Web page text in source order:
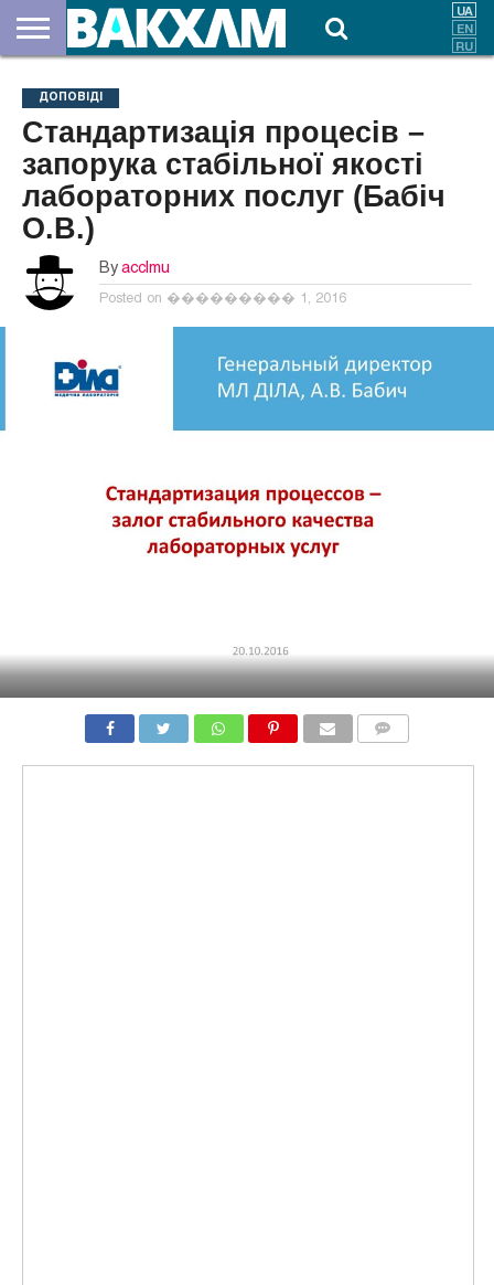
НАС
ВНЕСКИ
ДОКУМЕНТИ
НОВИНИ
КОНТАКТИ
ДОПОВІДІ
Стандартизація процесів –
запорука стабільної якості
лабораторних послуг (Бабіч
О.В.)
By acclmu
Posted on ��������� 1, 2016